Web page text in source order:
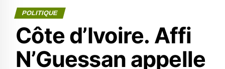
POLITIQUE
Côte d’Ivoire. Affi
N’Guessan appelle